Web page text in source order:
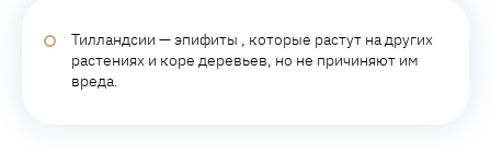
Тилландсии — эпифиты , которые растут на других
растениях и коре деревьев, но не причиняют им
вреда.